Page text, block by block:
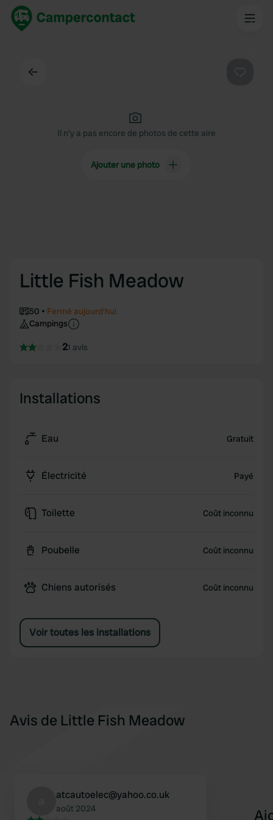
Il n'y a pas encore de photos de cette aire
Ajouter une photo
Little Fish Meadow
50
Fermé aujourd'hui
Campings
21 avis
Installations
Eau Gratuit
Électricité Payé
Toilette Coût inconnu
Poubelle Coût inconnu
Chiens autorisés Coût inconnu
Voir toutes les installations
Avis de Little Fish Meadow
atcautoelec@yahoo.co.uk
août 2024